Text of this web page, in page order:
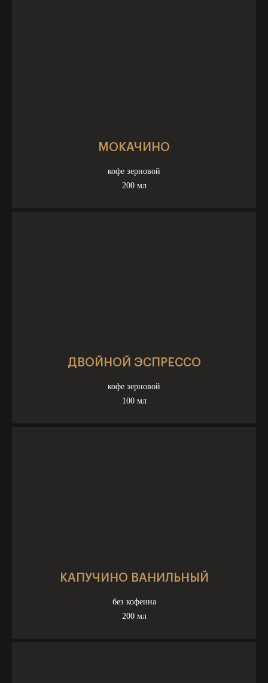
МОКАЧИНО
кофе зерновой
200 мл
ДВОЙНОЙ ЭСПРЕССО
кофе зерновой
100 мл
КАПУЧИНО ВАНИЛЬНЫЙ
без кофеина
200 мл